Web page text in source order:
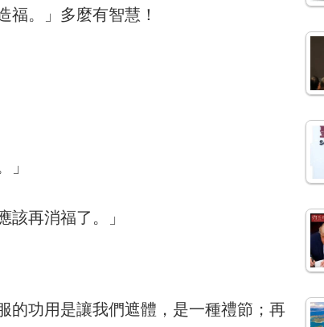
福。」多麼有智慧！
該再消福了。」
的功用是讓我們遮體，是一種禮節；再